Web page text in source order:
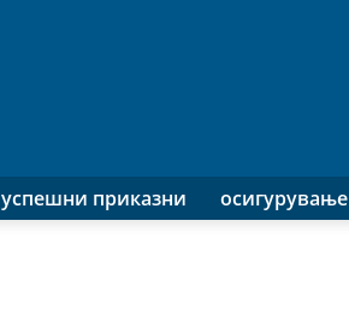
успешни приказни осигурување